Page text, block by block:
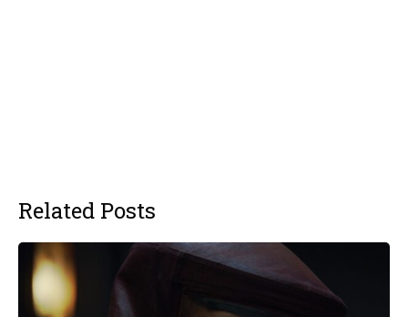
Related Posts